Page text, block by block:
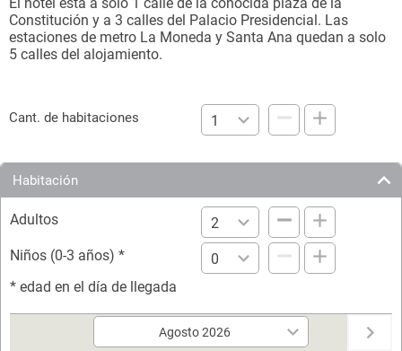
Constitución y a 3 calles del Palacio Presidencial. Las
estaciones de metro La Moneda y Santa Ana quedan a solo
5 calles del alojamiento.
Cant. de habitaciones
Habitación
Adultos
Niños (0-3 años) *
* edad en el día de llegada